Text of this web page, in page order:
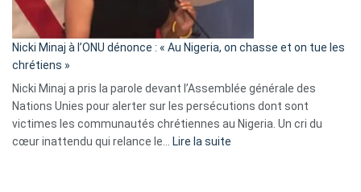
parle
ses
tripes »
Nicki Minaj à l’ONU dénonce : « Au Nigeria, on chasse et on tue les
chrétiens »
Nicki Minaj a pris la parole devant l’Assemblée générale des
Nations Unies pour alerter sur les persécutions dont sont
victimes les communautés chrétiennes au Nigeria. Un cri du
cœur inattendu qui relance le… Lire la suite